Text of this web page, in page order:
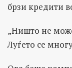
брзи кредити
„Ништо не
Луѓето се